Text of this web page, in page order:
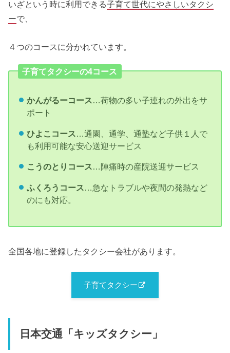
いざという時に利用できる子育て世代にやさしいタクシ
ーで、
４つのコースに分かれています。
子育てタクシーの4コース
かんがるーコース…荷物の多い子連れの外出をサ
ポート
ひよこコース…通園、通学、通塾など子供１人で
も利用可能な安心送迎サービス
こうのとりコース…陣痛時の産院送迎サービス
ふくろうコース…急なトラブルや夜間の発熱など
のにも対応。
全国各地に登録したタクシー会社があります。
子育てタクシー
日本交通「キッズタクシー」